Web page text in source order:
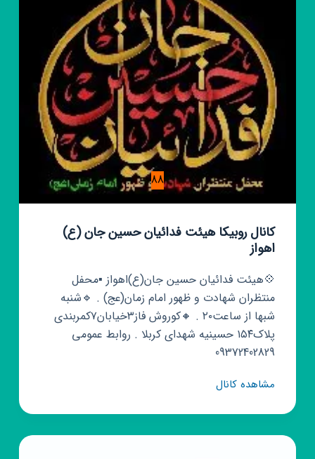
88
کانال روبیکا هیئت فدائیان حسین جان (ع)
اهواز
💠هیئت فدائیان حسین جان(ع)اهواز ▪️محفل
منتظران شهادت و ظهور امام زمان(عج) . 🔹شنبه
شبها از ساعت۲۰ . 🔸کوروش فاز۳خیابان۷کمربندی
پلاک۱۵۴ حسینیه شهدای کربلا . روابط عمومی
09372402829
مشاهده کانالکانال
هیئت
فدائیان